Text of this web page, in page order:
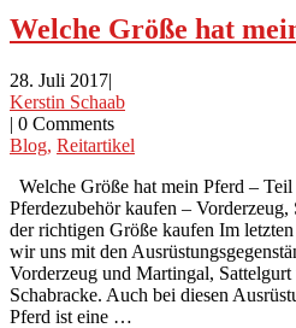
Welche Größe hat
28. Juli 2017|
Kerstin Schaab
| 0 Comments
Blog, Reitartikel
Welche Größe hat mein Pferd –
Pferdezubehör kaufen –
der richtigen Größe kaufen Im
wir uns mit den
Vorderzeug und Martingal, Sattelgurt
Schabracke. Auch bei diesen
Pferd ist eine …